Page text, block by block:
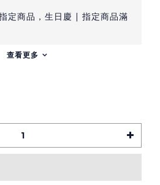
定商品，生日慶 | 指定商品滿
查看更多